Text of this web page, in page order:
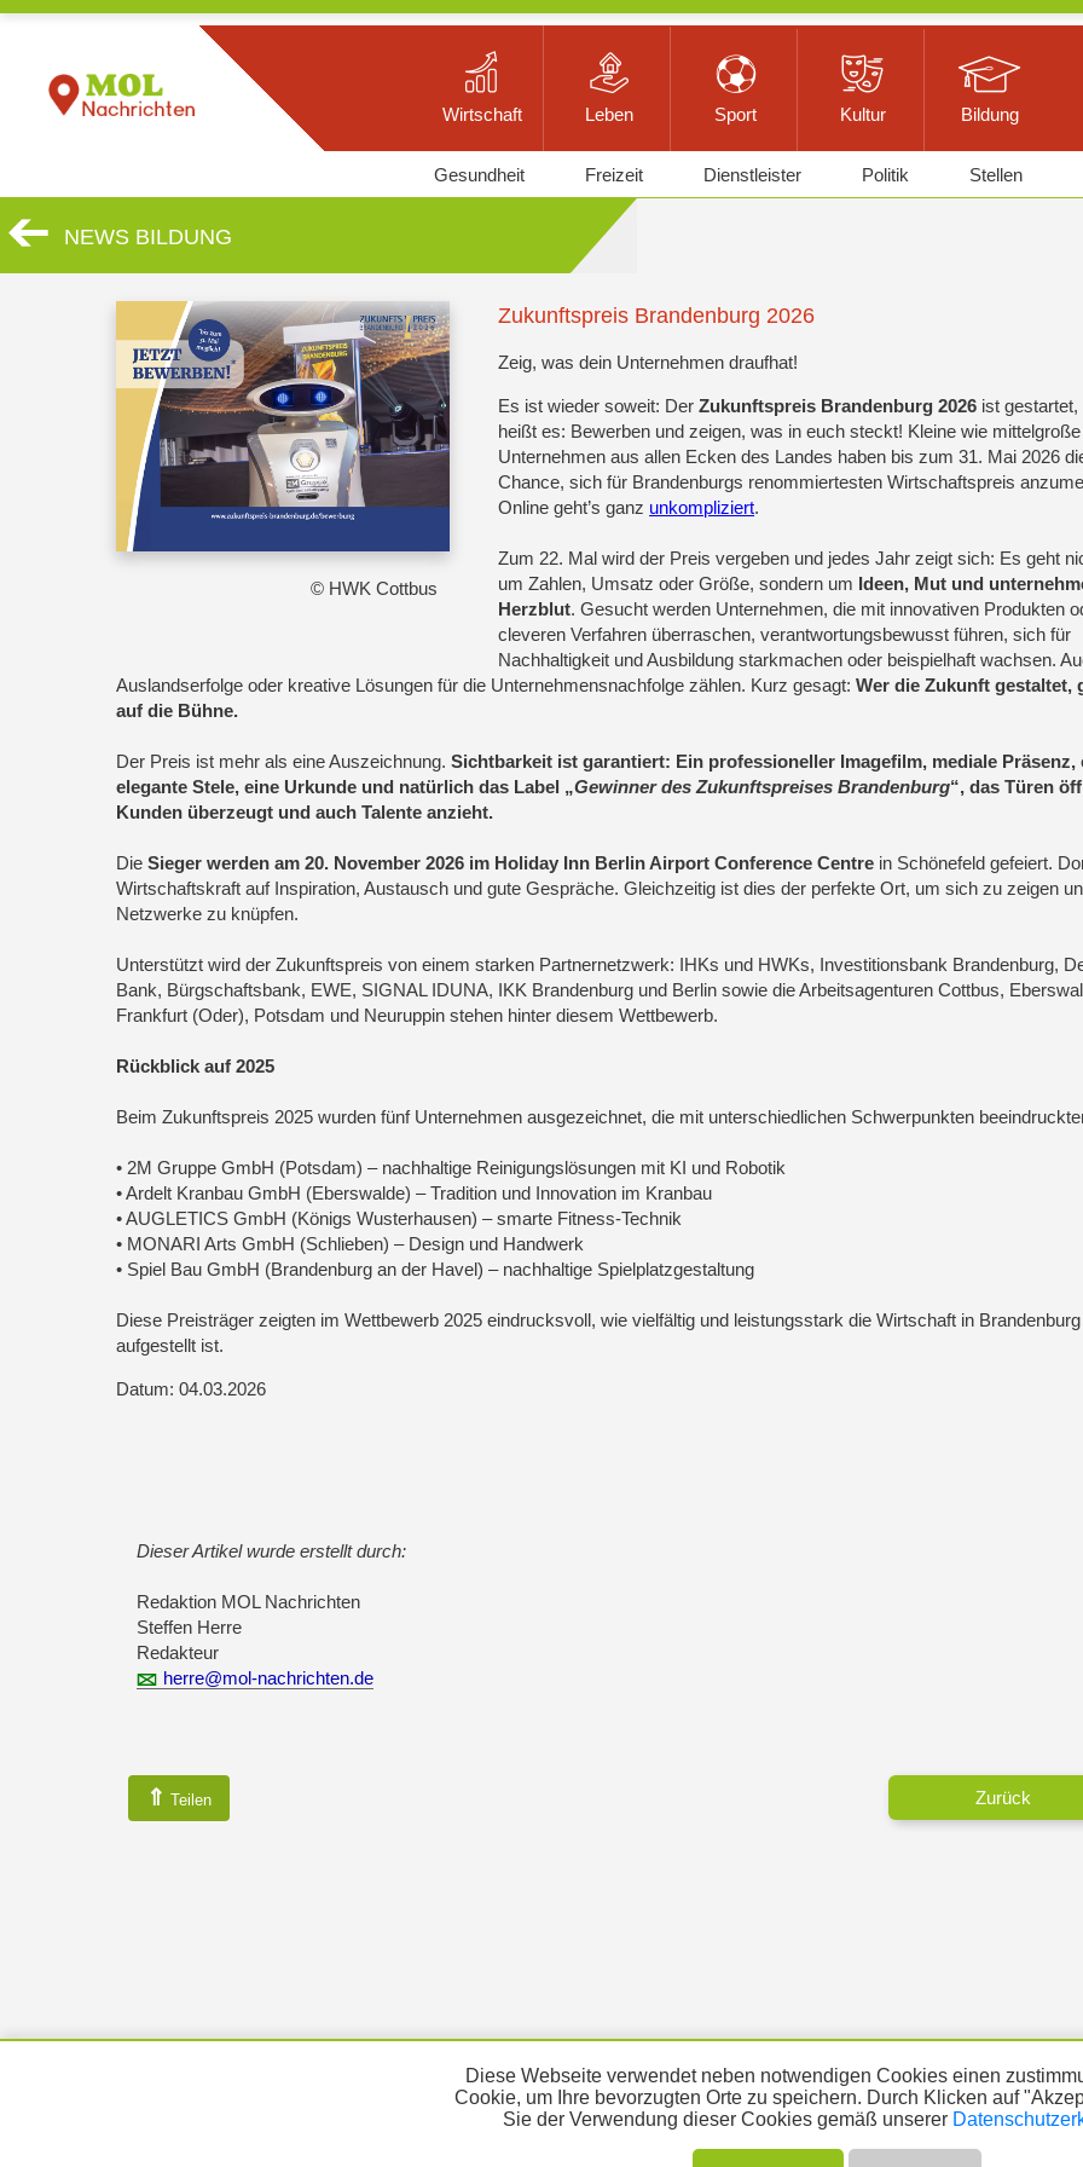
Wirtschaft Leben Sport Kultur Bildung
Gesundheit Freizeit Dienstleister Politik Stellen
NEWS BILDUNG
© HWK Cottbus
Zukunftspreis Brandenburg 2026
Zeig, was dein Unternehmen draufhat!
Es ist wieder soweit: DerZukunftspreis Brandenburg 2026 ist gestartet,
heißt es: Bewerben und zeigen, was in euch steckt! Kleine wie mittelgroße
Unternehmen aus allen Ecken des Landes haben bis zum 31. Mai 2026
Chance, sich für Brandenburgs renommiertesten Wirtschaftspreis
Online geht’s ganz unkompliziert.
Zum 22. Mal wird der Preis vergeben und jedes Jahr zeigt sich: Es geht
um Zahlen, Umsatz oder Größe, sondern um Ideen, Mut und
Herzblut. Gesucht werden Unternehmen, die mit innovativen Produkten
cleveren Verfahren überraschen, verantwortungsbewusst führen, sich für
Nachhaltigkeit und Ausbildung starkmachen oder beispielhaft wachsen.
Auslandserfolge oder kreative Lösungen für die Unternehmensnachfolge zählen. Kurz gesagt: Wer die Zukunft gestaltet,
auf die Bühne.
Der Preis ist mehr als eine Auszeichnung. Sichtbarkeit ist garantiert: Ein professioneller Imagefilm, mediale Präsenz,
elegante Stele, eine Urkunde und natürlich das Label „Gewinner des Zukunftspreises Brandenburg“, das Türen
Kunden überzeugt und auch Talente anzieht.
Die Sieger werden am 20. November 2026 im Holiday Inn Berlin Airport Conference Centrein Schönefeld gefeiert.
Wirtschaftskraft auf Inspiration, Austausch und gute Gespräche. Gleichzeitig ist dies der perfekte Ort, um sich zu zeigen
Netzwerke zu knüpfen.
Unterstützt wird der Zukunftspreis von einem starken Partnernetzwerk: IHKs und HWKs, Investitionsbank Brandenburg,
Bank, Bürgschaftsbank, EWE, SIGNAL IDUNA, IKK Brandenburg und Berlin sowie die Arbeitsagenturen Cottbus,
Frankfurt (Oder), Potsdam und Neuruppin stehen hinter diesem Wettbewerb.
Rückblick auf 2025
Beim Zukunftspreis 2025 wurden fünf Unternehmen ausgezeichnet, die mit unterschiedlichen Schwerpunkten
• 2M Gruppe GmbH (Potsdam) – nachhaltige Reinigungslösungen mit KI und Robotik
• Ardelt Kranbau GmbH (Eberswalde) – Tradition und Innovation im Kranbau
• AUGLETICS GmbH (Königs Wusterhausen) – smarte Fitness‑Technik
• MONARI Arts GmbH (Schlieben) – Design und Handwerk
• Spiel Bau GmbH (Brandenburg an der Havel) – nachhaltige Spielplatzgestaltung
Diese Preisträger zeigten im Wettbewerb 2025 eindrucksvoll, wie vielfältig und leistungsstark die Wirtschaft in Brandenburg
aufgestellt ist.
Datum: 04.03.2026
Dieser Artikel wurde erstellt durch:
Redaktion MOL Nachrichten
Steffen Herre
Redakteur
herre@mol-nachrichten.de
⇑ Teilen Zurück
Diese Webseite verwendet neben notwendigen Cookies einen
Cookie, um Ihre bevorzugten Orte zu speichern. Durch Klicken auf
Sie der Verwendung dieser Cookies gemäß unserer